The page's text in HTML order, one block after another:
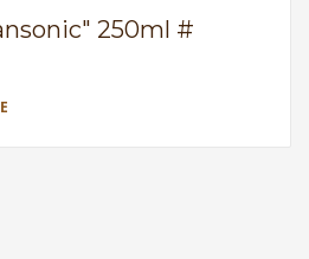
250ml #